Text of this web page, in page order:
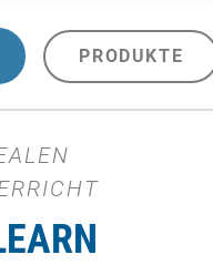
PRODUKTE